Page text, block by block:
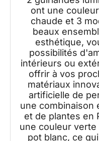
ont une
chaude et 3
beaux
esthétique,
possibilités
intérieurs ou
offrir à vos
matériaux
artificielle de
une combinaison
et de plantes en
une couleur
pot blanc, ce